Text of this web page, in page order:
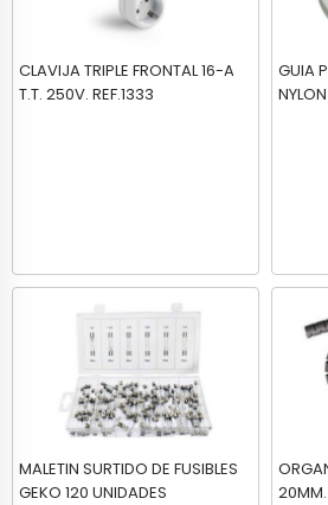
CLAVIJA TRIPLE FRONTAL 16-A
T.T. 250V. REF.1333
GUIA
MALETIN SURTIDO DE FUSIBLES
GEKO 120 UNIDADES
20MM.